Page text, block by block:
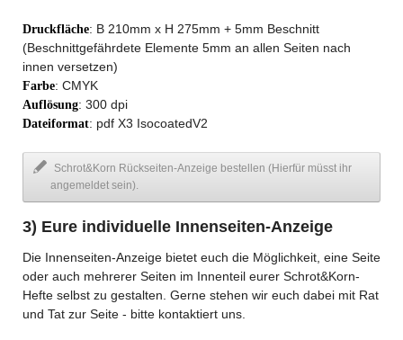
Druckfläche: B 210mm x H 275mm + 5mm Beschnitt
(Beschnittgefährdete Elemente 5mm an allen Seiten nach
innen versetzen)
Farbe: CMYK
Auflösung: 300 dpi
Dateiformat: pdf X3 IsocoatedV2
Schrot&Korn Rückseiten-Anzeige bestellen (Hierfür müsst ihr
angemeldet sein).
3) Eure individuelle Innenseiten-Anzeige
Die Innenseiten-Anzeige bietet euch die Möglichkeit, eine Seite
oder auch mehrerer Seiten im Innenteil eurer Schrot&Korn-
Hefte selbst zu gestalten. Gerne stehen wir euch dabei mit Rat
und Tat zur Seite - bitte kontaktiert uns.